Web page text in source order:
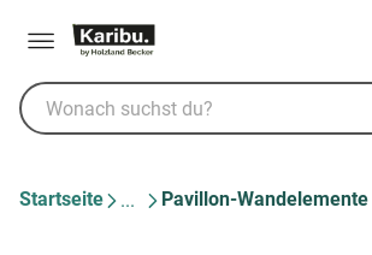
Startseite Pavillon-Wandelemente